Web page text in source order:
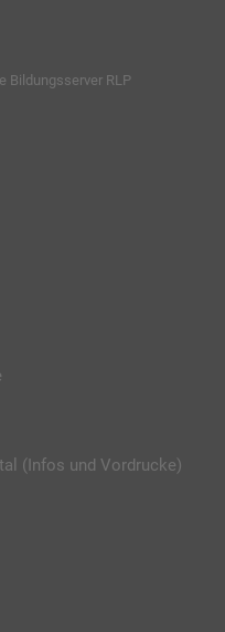
Bildungsserver RLP
(Infos und Vordrucke)